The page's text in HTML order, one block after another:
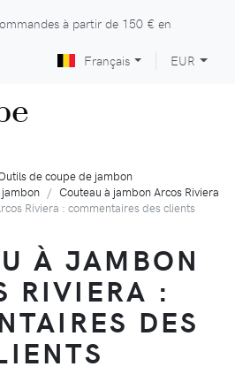
à partir de 150 € en
Français
EUR
de coupe de jambon
Couteau à jambon Arcos Riviera
Riviera : commentaires des clients
À JAMBON
RIVIERA :
DES